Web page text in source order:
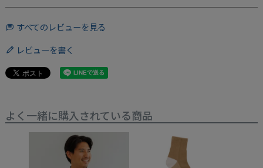
すべてのレビューを見る
レビューを書く
よく一緒に購入されている商品